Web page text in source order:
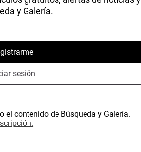
y Galería.
sesión
el contenido de Búsqueda y Galería.